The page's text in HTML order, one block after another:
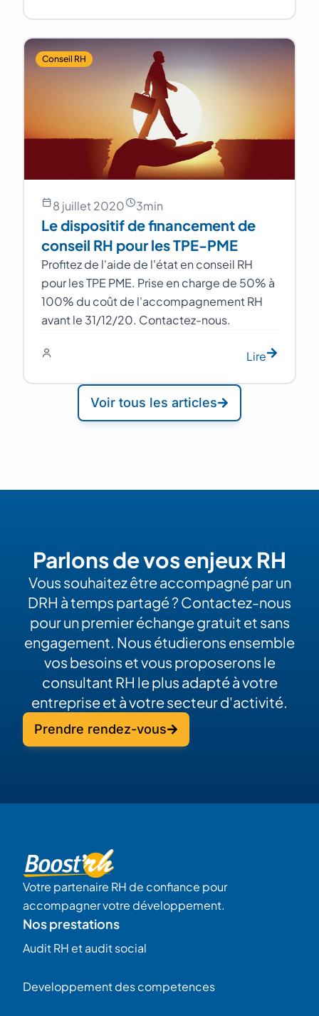
Conseil RH
8 juillet 2020 3min
Le dispositif de financement de
conseil RH pour les TPE-PME
Profitez de l'aide de l'état en conseil RH
pour les TPE PME. Prise en charge de 50% à
100% du coût de l'accompagnement RH
avant le 31/12/20. Contactez-nous.
Lire
Voir tous les articles
Parlons de vos enjeux RH
Vous souhaitez être accompagné par un
DRH à temps partagé ? Contactez-nous
pour un premier échange gratuit et sans
engagement. Nous étudierons ensemble
vos besoins et vous proposerons le
consultant RH le plus adapté à votre
entreprise et à votre secteur d'activité.
Prendre rendez-vous
Votre partenaire RH de confiance pour
accompagner votre développement.
Nos prestations
Audit RH et audit social
Developpement des competences